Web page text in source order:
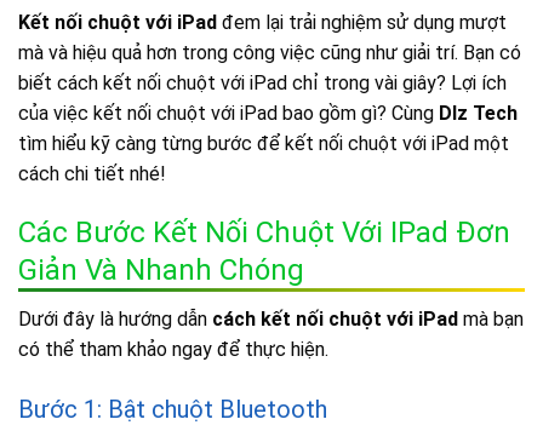
Kết nối chuột với iPad đem lại trải nghiệm sử dụng mượt
mà và hiệu quả hơn trong công việc cũng như giải trí. Bạn có
biết cách kết nối chuột với iPad chỉ trong vài giây? Lợi ích
của việc kết nối chuột với iPad bao gồm gì? Cùng Dlz Tech
tìm hiểu kỹ càng từng bước để kết nối chuột với iPad một
cách chi tiết nhé!
Các Bước Kết Nối Chuột Với IPad Đơn
Giản Và Nhanh Chóng
Dưới đây là hướng dẫn cách kết nối chuột với iPad mà bạn
có thể tham khảo ngay để thực hiện.
Bước 1: Bật chuột Bluetooth